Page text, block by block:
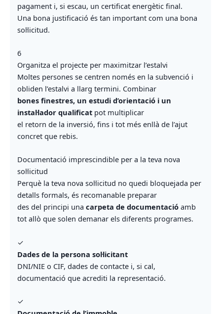
pagament i, si escau, un certificat energètic final.
Una bona justificació és tan important com una bona
sol·licitud.
6
Organitza el projecte per maximitzar l’estalvi
Moltes persones se centren només en la subvenció i
obliden l’estalvi a llarg termini. Combinar
bones finestres, un estudi d’orientació i un
instal·lador qualificatpot multiplicar
el retorn de la inversió, fins i tot més enllà de l’ajut
concret que rebis.
Documentació imprescindible per a la teva nova
sol·licitud
Perquè la teva nova sol·licitud no quedi bloquejada per
detalls formals, és recomanable preparar
des del principi una carpeta de documentacióamb
tot allò que solen demanar els diferents programes.
✓
Dades de la persona sol·licitant
DNI/NIE o CIF, dades de contacte i, si cal,
documentació que acrediti la representació.
✓